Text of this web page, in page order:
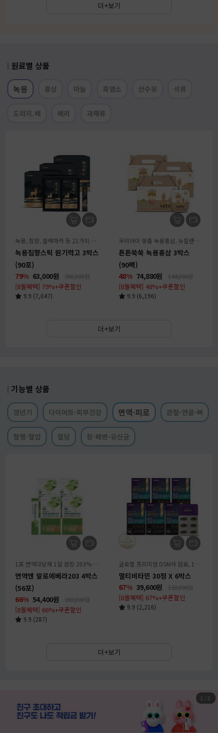
더+보기
원료별 상품
녹용
홍삼 마늘 흑염소 산수유 석류
도라지.배 베리 과채류
녹용, 침향, 블랙마카 등 21가지 원료를 스틱 1포로 간편하게
녹용침향스틱 원기력고 3박스
(90포)
79% 63,000원 300,000원
[8월혜택] 79%+쿠폰할인
9.9 (7,047)
우리아이 맞춤 녹용홍삼, 뉴질랜드 녹용전지&강원도 6년근홍삼 엄선
튼튼쑥쑥 녹용홍삼 3박스
(90팩)
48% 74,880원 144,000원
[8월혜택] 48%+쿠폰할인
9.9 (6,196)
더+보기
기능별 상품
갱년기 다이어트·피부건강 면역·피로 관절·연골·뼈
혈행·혈압 혈당 장·배변·유산균
1포 면역다당체 1일 권장 203% + 아연 8.5mg
면역엔 알로에베라203 4박스
(56포)
66% 54,400원 160,000원
[8월혜택] 66%+쿠폰할인
9.9 (287)
글로벌 프리미엄 DSM사 원료, 17가지 비타민, 미네랄
멀티비타민 30정 X 6박스
67% 39,600원 120,000원
[8월혜택] 67%+쿠폰할인
9.9 (2,216)
더+보기
1 / 2